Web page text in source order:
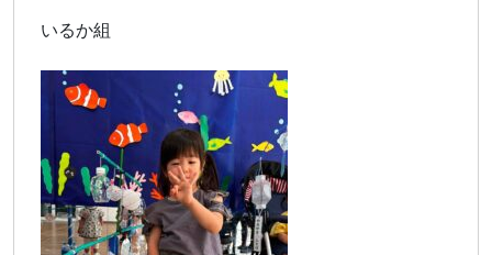
いるか組